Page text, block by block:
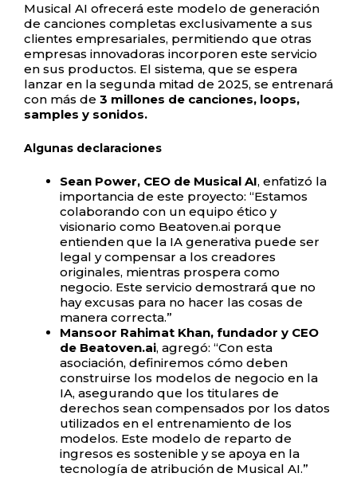
Musical AI ofrecerá este modelo de generación
de canciones completas exclusivamente a sus
clientes empresariales, permitiendo que otras
empresas innovadoras incorporen este servicio
en sus productos. El sistema, que se espera
lanzar en la segunda mitad de 2025, se entrenará
con más de 3 millones de canciones, loops,
samples y sonidos.
Algunas declaraciones
Sean Power, CEO de Musical AI, enfatizó la
importancia de este proyecto: “Estamos
colaborando con un equipo ético y
visionario como Beatoven.ai porque
entienden que la IA generativa puede ser
legal y compensar a los creadores
originales, mientras prospera como
negocio. Este servicio demostrará que no
hay excusas para no hacer las cosas de
manera correcta.”
Mansoor Rahimat Khan, fundador y CEO
de Beatoven.ai, agregó: “Con esta
asociación, definiremos cómo deben
construirse los modelos de negocio en la
IA, asegurando que los titulares de
derechos sean compensados por los datos
utilizados en el entrenamiento de los
modelos. Este modelo de reparto de
ingresos es sostenible y se apoya en la
tecnología de atribución de Musical AI.”